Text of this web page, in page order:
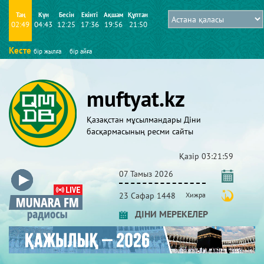
Таң
02:49
Күн
04:43
Бесін
12:25
Екінті
17:36
Ақшам
19:56
Құптан
21:50
Кесте бір жылға бір айға
muftyat.kz
Қазақстан мұсылмандары Діни
басқармасының ресми сайты
Қазір 03:21:59
07 Тамыз 2026
23 Сафар 1448 Хижра
ДІНИ МЕРЕКЕЛЕР